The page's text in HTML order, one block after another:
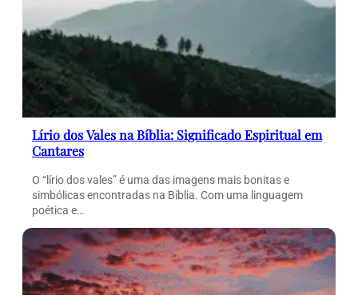
Lírio dos Vales na Bíblia: Significado Espiritual em
Cantares
O “lírio dos vales” é uma das imagens mais bonitas e
simbólicas encontradas na Bíblia. Com uma linguagem
poética e…